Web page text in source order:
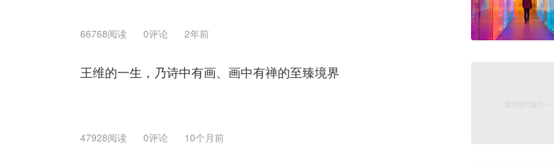
66768阅读 0评论 2年前
王维的一生，乃诗中有画、画中有禅的至臻境界
47928阅读 0评论 10个月前